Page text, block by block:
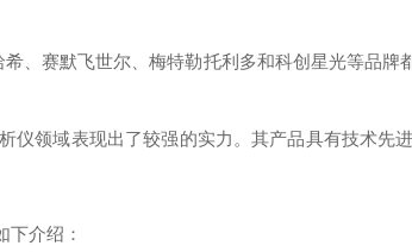
、赛默飞世尔、梅特勒托利多和科创星光等品
仪领域表现出了较强的实力。其产品具有技术先
下介绍：